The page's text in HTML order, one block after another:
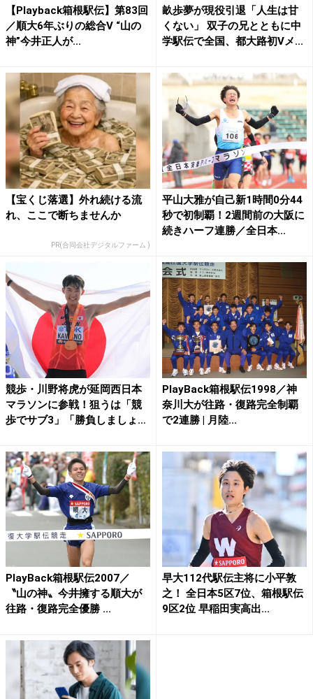
【Playback箱根駅伝】第83回
／順大6年ぶりの総合V “山の
神”今井正人が...
畝歩夢が現役引退「人生は甘
くない」 双子の兄とともに中
学駅伝で全国、都大路初Vメ...
【宝くじ落選】外れ続ける流
れ、ここで断ちませんか
PR(合同会社デジタルファーム )
平山大雅が自己新1時間0分44
秒で初制覇！2週間前の大阪に
続きハーフ連勝／全日本...
競歩・川野将虎が延岡西日本
マラソンに参戦！狙うは「競
歩でサブ3」「勝負しましょ
PlayBack箱根駅伝1998／神
奈川大が往路・復路完全制覇
で2連勝 | 月陸...
PlayBack箱根駅伝2007／
〝山の神〟今井擁する順大が
往路・復路完全優勝 ...
早大112代駅伝主将に小平敦
之！ 全日本5区7位、箱根駅伝
9区2位 早稲田実高出...